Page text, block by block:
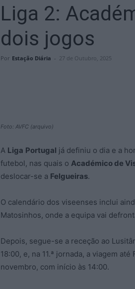
Liga 2:
dois jogos
Por Estação Diária - 27 de Outubro, 2025
Foto: AVFC (arquivo)
A Liga Portugal já definiu o dia e a
futebol, nas quais o Académico de
deslocar-se a Felgueiras.
O calendário dos viseenses inclui
Matosinhos, onde a equipa vai
Depois, segue-se a receção ao
18:00, e, na 11.ª jornada, a viagem
novembro, com início às 14:00.